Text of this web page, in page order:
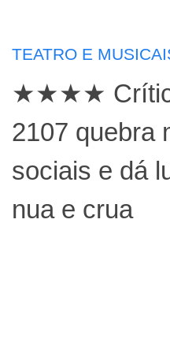
TEATRO E
★★★★
2107 quebra
sociais e dá
nua e crua